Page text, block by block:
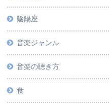
陰陽座
音楽ジャンル
音楽の聴き方
食